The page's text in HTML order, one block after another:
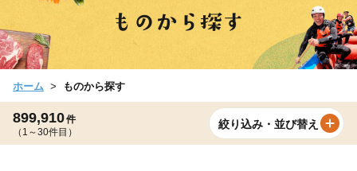
ホーム ものから探す
899,910件
（1～30件目）
絞り込み・並び替え